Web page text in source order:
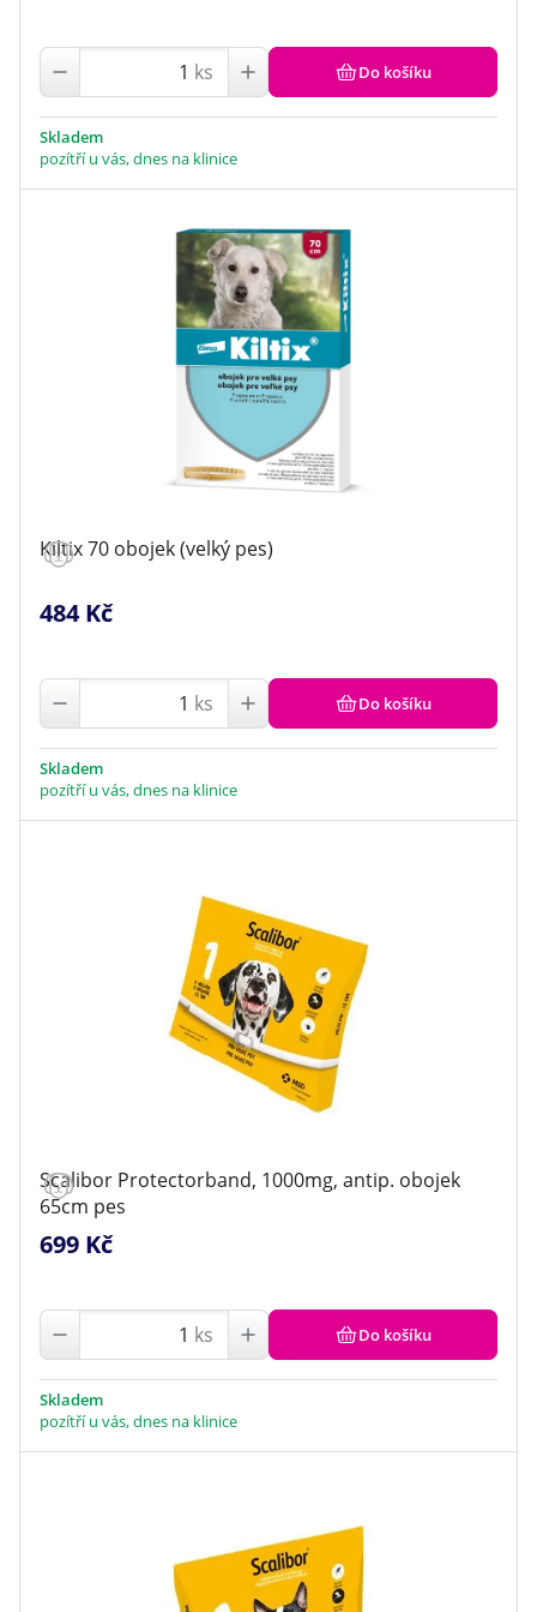
ks Do košíku
Skladem
pozítří u vás, dnes na klinice
Kiltix 70 obojek (velký pes)
484 Kč
ks Do košíku
Skladem
pozítří u vás, dnes na klinice
Scalibor Protectorband, 1000mg, antip. obojek
65cm pes
699 Kč
ks Do košíku
Skladem
pozítří u vás, dnes na klinice